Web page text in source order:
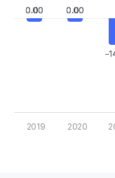
Chart
Bar chart with 7 bars.
The chart has 1 X
The chart has 1 Y
0.00
0.00 0.00
0.00
--
2019 2020